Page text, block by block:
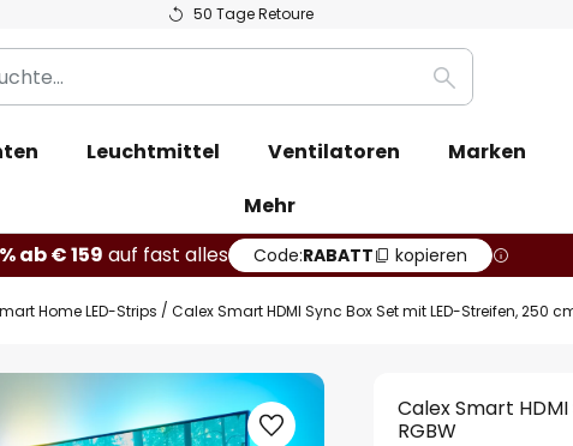
50 Tage Retoure
Suche
Leuchtmittel Ventilatoren Marken
Mehr
ab € 159 auf fast alles Code:RABATT kopieren
Home LED-Strips Calex Smart HDMI Sync Box Set mit LED-Streifen, 250
Calex Smart
RGBW